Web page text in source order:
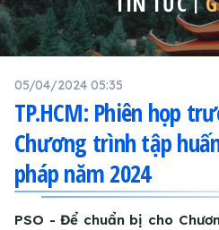
05/04/2024 05:35
TP.HCM: Phiên họp
Chương trình tập
pháp năm 2024
PSO - Để chuẩn bị cho